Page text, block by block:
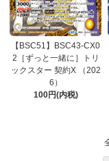
【BSC51】BSC43-CX0
2［ずっと一緒に］トリ
ックスター 契約X （202
6）
100円(内税)